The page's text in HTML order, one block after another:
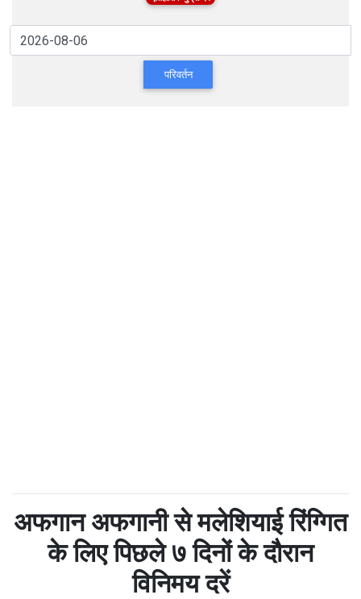
परिवर्तन
अफगान अफगानी से मलेशियाई रिंग्गित
के लिए पिछले ७ दिनों के दौरान
विनिमय दरें